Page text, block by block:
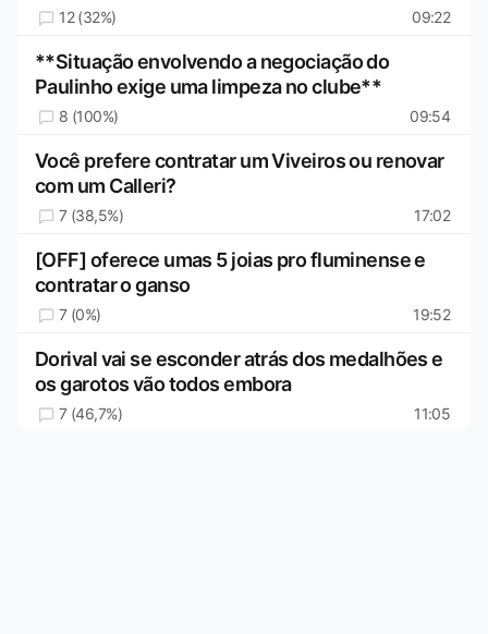
12 (32%) 09:22
**Situação envolvendo a negociação do
Paulinho exige uma limpeza no clube**
8 (100%) 09:54
Você prefere contratar um Viveiros ou renovar
com um Calleri?
7 (38,5%) 17:02
[OFF] oferece umas 5 joias pro fluminense e
contratar o ganso
7 (0%) 19:52
Dorival vai se esconder atrás dos medalhões e
os garotos vão todos embora
7 (46,7%) 11:05